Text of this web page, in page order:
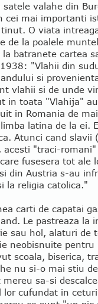
satele valahe din
cei mai importanti
O viata
de la poalele
la batranete cartea
"Vlahii din
si
vlahii si de unde
in toata "Vlahija"
in Romania de
latina de la ei.
Atunci cand
acesti "traci-
fusesera tot ale
din Austria s-au
la religia catolica."
carti de capatai
Le pastreaza la
sau hol, alaturi de
neobisnuite pentru
scoala, biserica,
nu si-o mai stiu
sa-si
lor cufundat in